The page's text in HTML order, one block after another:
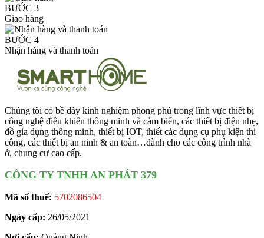
BƯỚC 3
Giao hàng
BƯỚC 4
Nhận hàng và thanh toán
Chúng tôi có bề dày kinh nghiệm phong phú trong lĩnh vực thiết bị
công nghệ điều khiển thông minh và cảm biến, các thiết bị điện nhẹ,
đồ gia dụng thông minh, thiết bị IOT, thiết các dụng cụ phụ kiện thi
công, các thiết bị an ninh & an toàn…dành cho các công trình nhà
ở, chung cư cao cấp.
CÔNG TY TNHH AN PHÁT 379
Mã số thuế: 5702086504
Ngày cấp: 26/05/2021